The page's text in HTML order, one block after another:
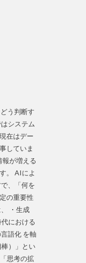
う判断す
システム
在はデー
していま
が増える
。 AIによ
、「何を
の重要性
・生成
における
語化 を軸
）」とい
思考の拡